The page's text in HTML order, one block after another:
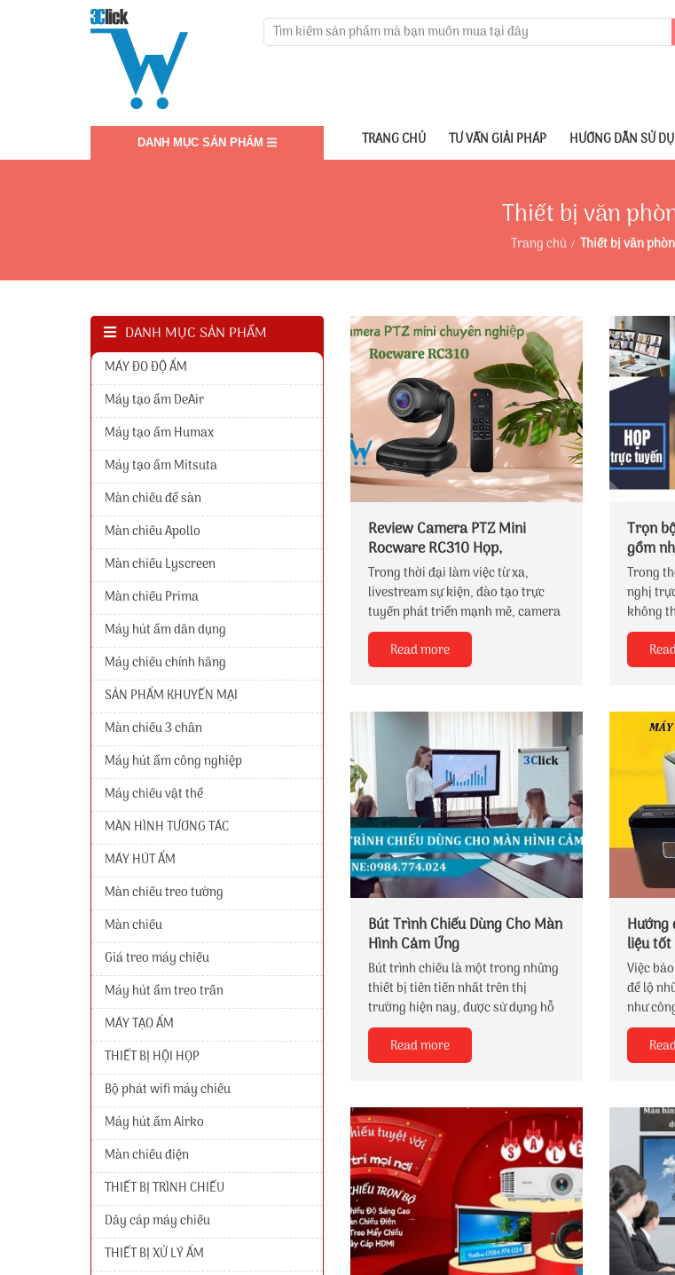
DANH MỤC SẢN PHẨM TRANG CHỦ TƯ VẤN GIẢI PHÁP HƯỚNG DẪN SỬ
Thiết bị văn
Trang chủ Thiết bị văn
DANH MỤC SẢN PHẨM
MÁY ĐO ĐỘ ẨM
Máy tạo ẩm DeAir
Máy tạo ẩm Humax
Máy tạo ẩm Mitsuta
Màn chiếu để sàn
Màn chiếu Apollo
Màn chiếu Lyscreen
Màn chiếu Prima
Máy hút ẩm dân dụng
Máy chiếu chính hãng
SẢN PHẨM KHUYẾN MẠI
Màn chiếu 3 chân
Máy hút ẩm công nghiệp
Máy chiếu vật thể
MÀN HÌNH TƯƠNG TÁC
MÁY HÚT ẨM
Màn chiếu treo tường
Màn chiếu
Giá treo máy chiếu
Máy hút ẩm treo trần
MÁY TẠO ẨM
THIẾT BỊ HỘI HỌP
Bộ phát wifi máy chiếu
Máy hút ẩm Airko
Màn chiếu điện
THIẾT BỊ TRÌNH CHIẾU
Dây cáp máy chiếu
THIẾT BỊ XỬ LÝ ẨM
Review Camera PTZ Mini
Rocware RC310 Họp,
Livestream Đỉnh Cao
Trong thời đại làm việc từ xa,
livestream sự kiện, đào tạo trực
tuyến phát triển mạnh mẽ, camera
PTZ Mini là một giải pháp vừa nhỏ
gọn, linh hoạt, vừa chuyên nghiệp
để nâng cao chất lượng hình ảnh và
Read more
Trọn
gồm
Trong
nghị
không
trường
có trải
nghiệp,
Vậy
những
từng
Bút Trình Chiếu Dùng Cho Màn
Hình Cảm Ứng
Bút trình chiếu là một trong những
thiết bị tiên tiến nhất trên thị
trường hiện nay, được sử dụng hỗ
trợ trong các buổi diễn thuyết hay
các cuộc họp. Bút trình chiếu được
dùng cho tivi bảng led lớn tại hội
phép bạn đánh dấu hoặc phóng đại
nội dung trên bất kỳ màn hình nào
với tia laser kỹ thuật số.
Read more
liệu
Việc
để lộ
như
giấy tờ
Nếu
đối thủ
Máy
thành
thiếu
doanh
lớn mà
mật